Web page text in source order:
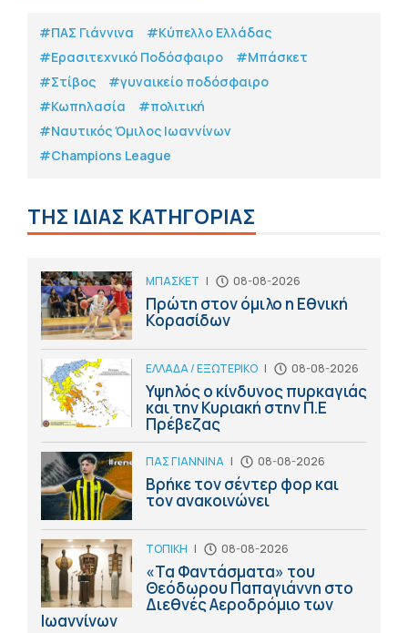
#ΠΑΣ Γιάννινα
#Κύπελλο Ελλάδας
#Eρασιτεχνικό Ποδόσφαιρο
#Μπάσκετ
#Στίβος
#γυναικείο ποδόσφαιρο
#Κωπηλασία
#πολιτική
#Ναυτικός Όμιλος Ιωαννίνων
#Champions League
ΤΗΣ ΙΔΙΑΣ ΚΑΤΗΓΟΡΙΑΣ
ΜΠΑΣΚΕΤ | 08-08-2026
Πρώτη στον όμιλο η Εθνική
Κορασίδων
ΕΛΛΑΔΑ / ΕΞΩΤΕΡΙΚΟ | 08-08-2026
Υψηλός ο κίνδυνος πυρκαγιάς
και την Κυριακή στην Π.Ε
Πρέβεζας
ΠΑΣ ΓΙΑΝΝΙΝΑ | 08-08-2026
Βρήκε τον σέντερ φορ και
τον ανακοινώνει
ΤΟΠΙΚΗ | 08-08-2026
«Τα Φαντάσματα» του
Θεόδωρου Παπαγιάννη στο
Διεθνές Αεροδρόμιο των
Ιωαννίνων